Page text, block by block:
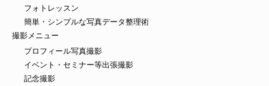
フォトレッスン
簡単・シンプルな写真データ整理術
撮影メニュー
プロフィール写真撮影
イベント・セミナー等出張撮影
記念撮影